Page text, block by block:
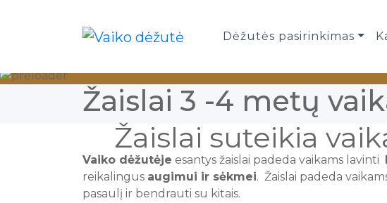
Dėžutės pasirinkimas
Žaislai 3 -4 metų
Žaislai suteikia
Vaiko dėžutėje esantys žaislai padeda vaikams lavinti
reikalingus augimui ir sėkmei. Žaislai padeda
pasaulį ir bendrauti su kitais.